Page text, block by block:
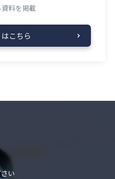
料を掲載
こちら
い